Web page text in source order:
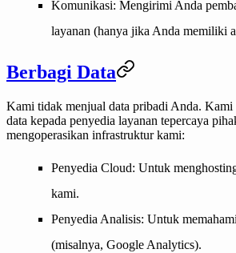
Komunikasi: Mengirimi Anda
layanan (hanya jika Anda memiliki
Berbagi Data
Kami tidak menjual data pribadi Anda. Kami
data kepada penyedia layanan tepercaya
mengoperasikan infrastruktur kami:
Penyedia Cloud: Untuk
kami.
Penyedia Analisis: Untuk
(misalnya, Google Analytics).